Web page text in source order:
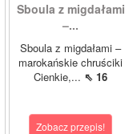
Sboula z migdałami
–...
Sboula z migdałami –
marokańskie chruściki
Cienkie,... ⇖ 16
Zobacz przepis!